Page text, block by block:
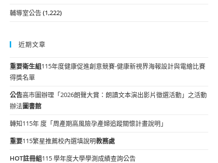
輔導室公告(1,222)
近期文章
重要衛生組115年度健康促進創意競賽-健康新視界海報設計與電繪比賽
得獎名單
公告高市圖辦理「2026朗聲大賞：朗讀文本演出影片徵選活動」之活動
辦法圖書館
轉知115年 度「周產期高風險孕產婦追蹤關懷計畫說明」
重要115繁星推薦校內選填說明教務處
HOT註冊組115 學年度大學學測成績查詢公告